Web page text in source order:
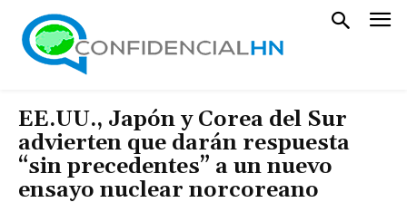
EE.UU., Japón y Corea del Sur
advierten que darán respuesta
“sin precedentes” a un nuevo
ensayo nuclear norcoreano